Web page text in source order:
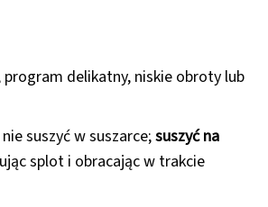
program delikatny, niskie obroty lub
suszyć w suszarce;suszyć na
splot i obracając w trakcie